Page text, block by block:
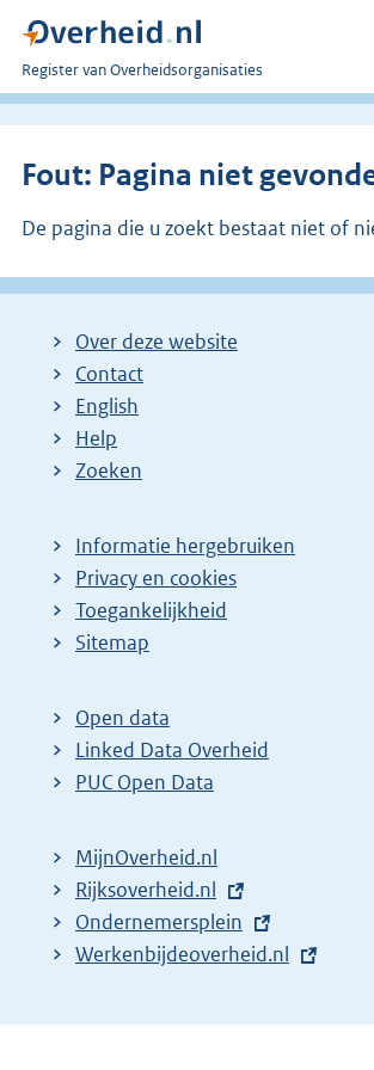
U
bent
Register van Overheidsorganisaties
Fout: Pagina niet
De pagina die u zoekt bestaat niet of
Over deze website
Contact
English
Help
Zoeken
Informatie hergebruiken
Privacy en cookies
Toegankelijkheid
Sitemap
Open data
Linked Data Overheid
PUC Open Data
MijnOverheid.nl
E
x
t
r
Rijksoverheid.nl
E
x
e
Ondernemersplein
E
t
Werkenbijdeoverheid.nl